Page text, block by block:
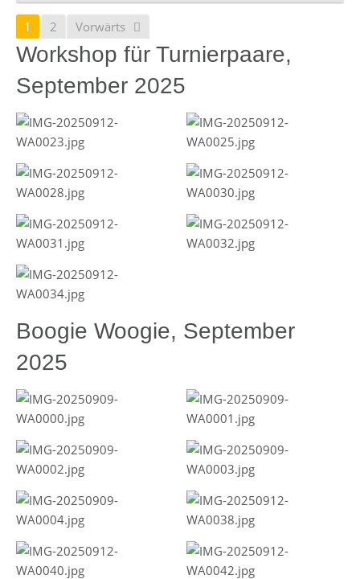
1 2 Vorwärts
Workshop für Turnierpaare,
September 2025
Boogie Woogie, September
2025